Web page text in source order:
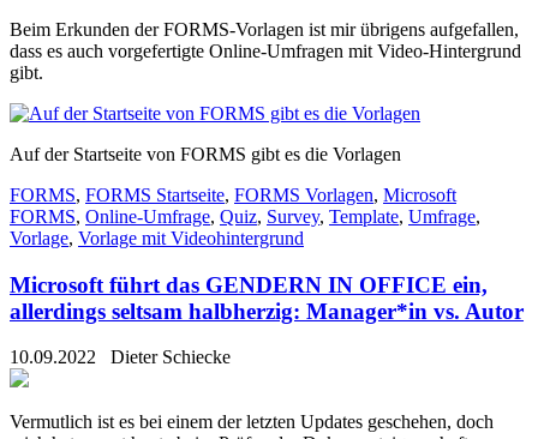
Beim Erkunden der FORMS-Vorlagen ist mir übrigens aufgefallen,
dass es auch vorgefertigte Online-Umfragen mit Video-Hintergrund
gibt.
Auf der Startseite von FORMS gibt es die Vorlagen
FORMS, FORMS Startseite, FORMS Vorlagen, Microsoft
FORMS, Online-Umfrage, Quiz, Survey, Template, Umfrage,
Vorlage, Vorlage mit Videohintergrund
Microsoft führt das GENDERN IN OFFICE ein,
allerdings seltsam halbherzig: Manager*in vs. Autor
10.09.2022 Dieter Schiecke
Vermutlich ist es bei einem der letzten Updates geschehen, doch